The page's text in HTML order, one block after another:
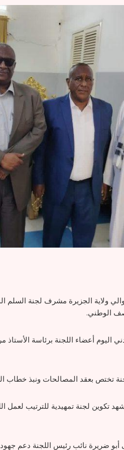
والي ولاية الجزيرة مشرف لجنة
الوطني.
اليوم أعضاء اللجنة برئاسة
تختص بعقد المصالحات ونبذ خطاب
تكوين لجنة تمهيدية للترتيب
ضريرة نائب رئيس اللجنة دعم